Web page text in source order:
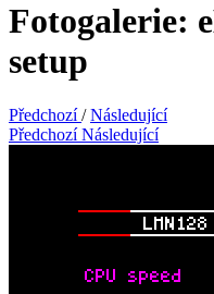
Fotogalerie:
setup
Předchozí / Následující
Předchozí Následující